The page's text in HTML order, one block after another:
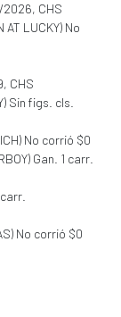
CHS
AT LUCKY) No
CHS
Sin figs. cls.
No corrió $0
Gan. 1 carr.
No corrió $0